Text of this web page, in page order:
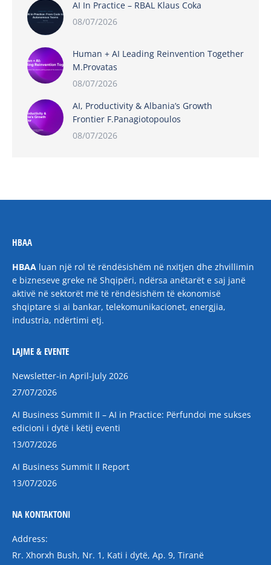
AI In Practice – RBAL Klaus Coka
08/07/2026
Human + AI Leading Reinvention Together
M.Provatas
08/07/2026
AI, Productivity & Albania’s Growth
Frontier F.Panagiotopoulos
08/07/2026
HBAA
HBAA luan një rol të rëndësishëm në nxitjen dhe zhvillimin
e bizneseve greke në Shqipëri, ndërsa anëtarët e saj janë
aktivë në sektorët më të rëndësishëm të ekonomisë
shqiptare si ai bankar, telekomunikacionet, energjia,
industria, ndërtimi etj.
LAJME & EVENTE
Newsletter-in April-July 2026
27/07/2026
AI Business Summit II – AI in Practice: Përfundoi me sukses
edicioni i dytë i këtij eventi
13/07/2026
AI Business Summit II Report
13/07/2026
NA KONTAKTONI
Address:
Rr. Xhorxh Bush, Nr. 1, Kati i dytë, Ap. 9, Tiranë